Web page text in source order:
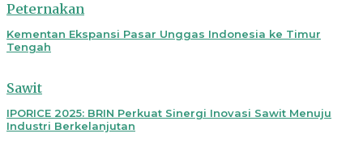
Peternakan
Kementan Ekspansi Pasar Unggas Indonesia ke Timur
Tengah
Sawit
IPORICE 2025: BRIN Perkuat Sinergi Inovasi Sawit Menuju
Industri Berkelanjutan